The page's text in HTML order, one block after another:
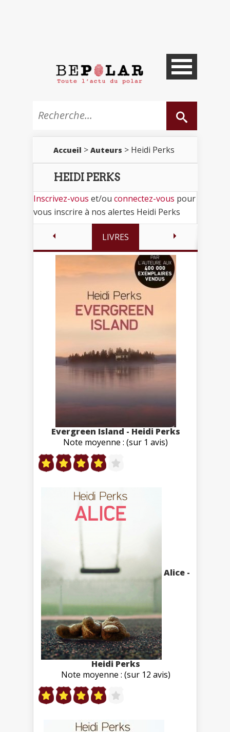
Accueil > Auteurs > Heidi Perks
HEIDI PERKS
Inscrivez-vous et/ou connectez-vous pour
vous inscrire à nos alertes Heidi Perks
LIVRES
Evergreen Island - Heidi Perks
Note moyenne : (sur 1 avis)
Alice -
Heidi Perks
Note moyenne : (sur 12 avis)